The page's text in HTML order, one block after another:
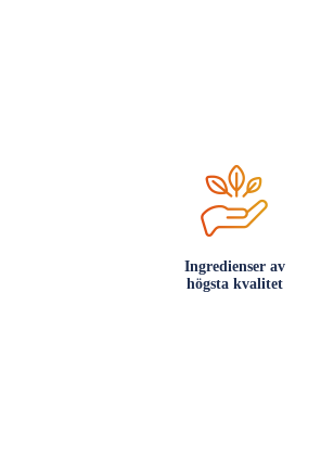
Ingredienser av
högsta kvalitet